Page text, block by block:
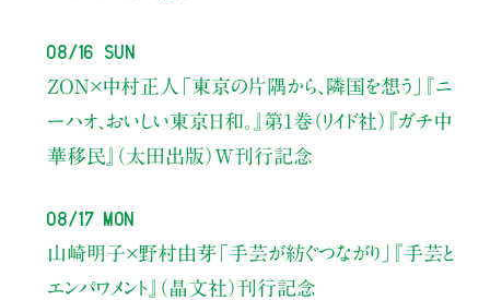
08/16 Sun
ZON×中村正人 「東京の片隅から、隣国を想う」
『ニ
ーハオ、おいしい東京日和。』第1巻（リイド社） 『ガチ中
華移民』（太田出版）W刊行記念
08/17 Mon
山崎明子×野村由芽 「手芸が紡ぐつながり」
『手芸と
エンパワメント』（晶文社）刊行記念